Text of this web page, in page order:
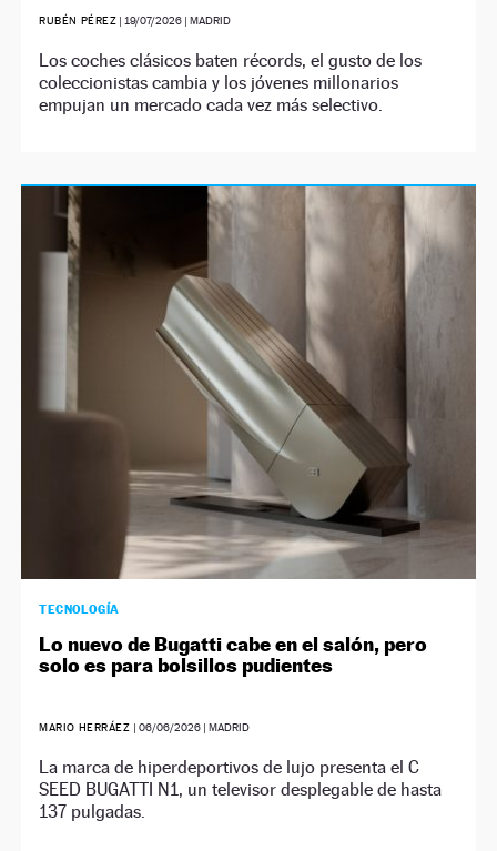
RUBÉN PÉREZ | 19/07/2026 | MADRID
Los coches clásicos baten récords, el gusto de los
coleccionistas cambia y los jóvenes millonarios
empujan un mercado cada vez más selectivo.
TECNOLOGÍA
Lo nuevo de Bugatti cabe en el salón, pero
solo es para bolsillos pudientes
MARIO HERRÁEZ | 06/06/2026| MADRID
La marca de hiperdeportivos de lujo presenta el C
SEED BUGATTI N1, un televisor desplegable de hasta
137 pulgadas.